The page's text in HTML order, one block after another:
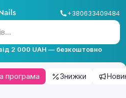
+380633409484
2 000 UAH — безкоштовно
програма Знижки